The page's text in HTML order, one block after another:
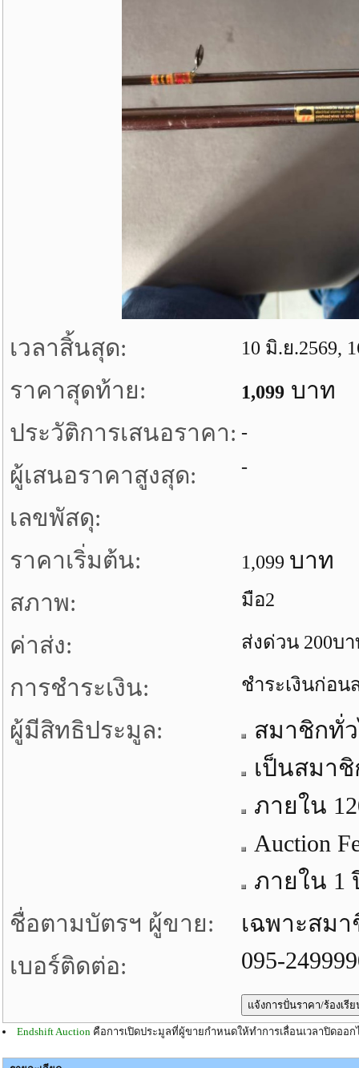
เวลาสิ้นสุด: 10 มิ.ย.2569,
ราคาสุดท้าย: 1,099 บาท
ประวัติการเสนอราคา: -
ผู้เสนอราคาสูงสุด: -
เลขพัสดุ:
ราคาเริ่มต้น:
1,099 บาท
สภาพ:
มือ2
ค่าส่ง: ส่งด่วน 200บ
การชำระเงิน: ชำระเงินก่อน
ผู้มีสิทธิประมูล:
สมาชิกทั่
เป็นสมา
ภายใน
Auction
ภายใน 1
ชื่อตามบัตรฯ ผู้ขาย:
เฉพาะสม
เบอร์ติดต่อ:
095-
Endshift Auction คือการเปิดประมูลที่ผู้ขายกำหนดให้ทำการเลื่อนเวลาปิดออ